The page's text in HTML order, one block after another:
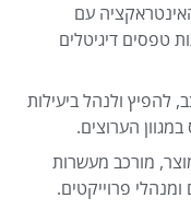
עם
טפסים דיגיטלים
להפיץ ולנהל ביעילות
הערוצים.
מורכב מעשרות
פרוייקטים.